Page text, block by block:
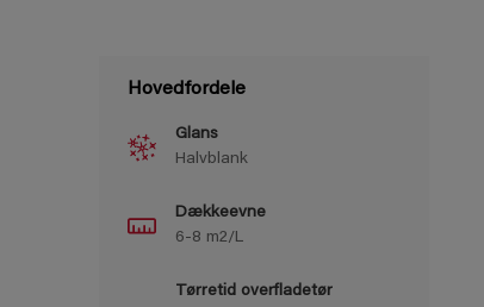
Hovedfordele
Glans
Halvblank
Dækkeevne
6-8 m2/L
Tørretid overfladetør